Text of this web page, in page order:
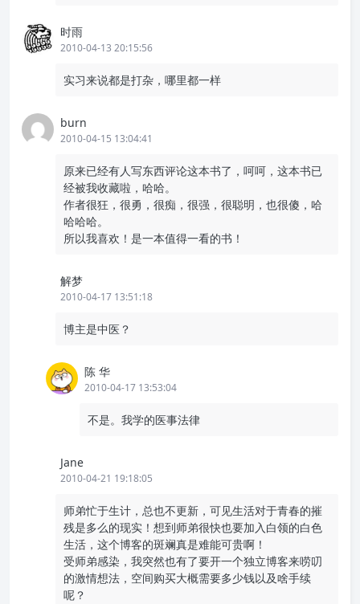
时雨
2010-04-13 20:15:56
实习来说都是打杂，哪里都一样
burn
2010-04-15 13:04:41
原来已经有人写东西评论这本书了，呵呵，这本书已
经被我收藏啦，哈哈。
作者很狂，很勇，很痴，很强，很聪明，也很傻，哈
哈哈哈。
所以我喜欢！是一本值得一看的书！
解梦
2010-04-17 13:51:18
博主是中医？
陈 华
2010-04-17 13:53:04
不是。我学的医事法律
Jane
2010-04-21 19:18:05
师弟忙于生计，总也不更新，可见生活对于青春的摧
残是多么的现实！想到师弟很快也要加入白领的白色
生活，这个博客的斑斓真是难能可贵啊！
受师弟感染，我突然也有了要开一个独立博客来唠叨
的激情想法，空间购买大概需要多少钱以及啥手续
呢？